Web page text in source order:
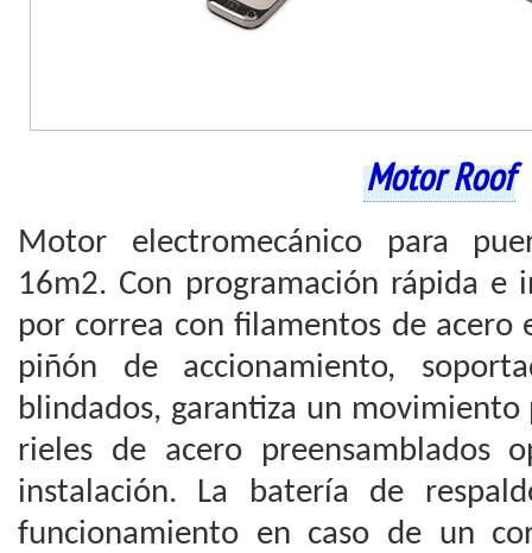
Motor Roof
Motor electromecánico para
16m2. Con programación rápida e
por correa con filamentos de acero
piñón de accionamiento,
blindados, garantiza un movimiento
rieles de acero preensamblados
instalación. La batería de
funcionamiento en caso de un